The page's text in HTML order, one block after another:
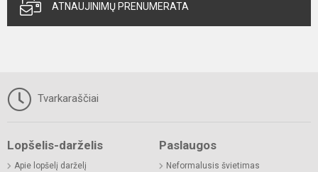
ATNAUJINIMŲ PRENUMERATA
Tvarkaraščiai
Lopšelis-darželis
Apie lopšelį darželį
Paslaugos
Neformalusis švietimas